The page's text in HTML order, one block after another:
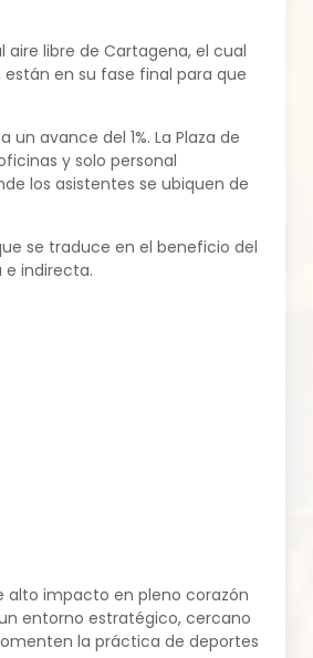
aire libre de Cartagena, el cual
en su fase final para que
avance del 1%. La Plaza de
y solo personal
los asistentes se ubiquen de
se traduce en el beneficio del
indirecta.
alto impacto en pleno corazón
entorno estratégico, cercano
la práctica de deportes